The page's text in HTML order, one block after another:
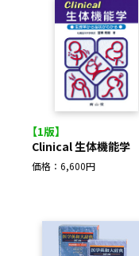
【1版】
Clinical 生体機能学
価格：6,600円